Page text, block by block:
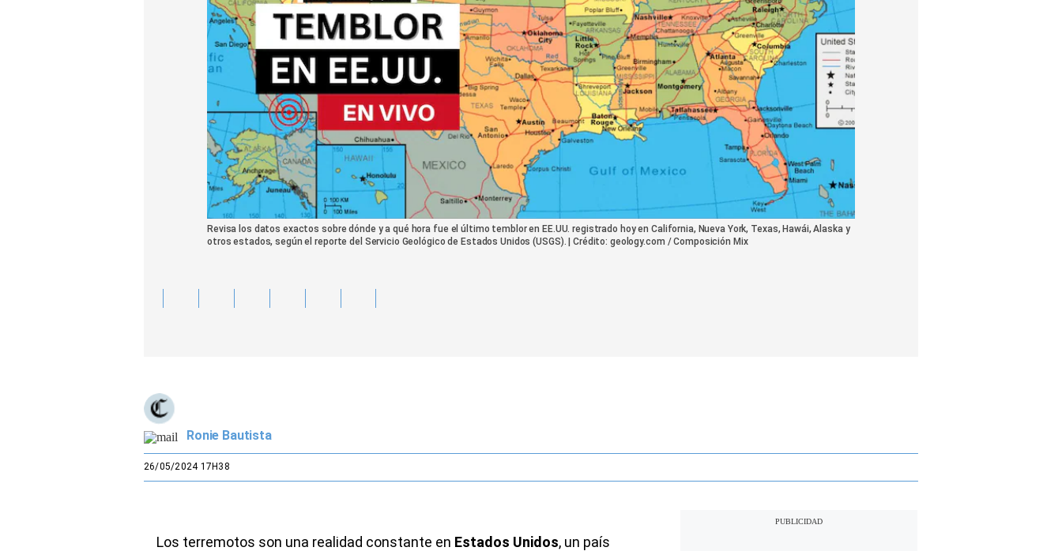
Revisa los datos exactos sobre dónde y a qué hora fue el último temblor en EE.UU. registrado hoy en California, Nueva York, Texas, Hawái, Alaska y
otros estados, según el reporte del Servicio Geológico de Estados Unidos (USGS). | Crédito: geology.com / Composición Mix
Ronie Bautista
26/05/2024 17H38
Los terremotos son una realidad constante en Estados Unidos, un país